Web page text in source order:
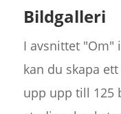
Bildgalleri
I avsnittet "Om"
kan du skapa
upp upp till 125